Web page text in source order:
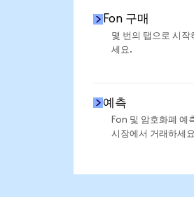
Fon 구매
몇 번의 탭으로 시작
세요.
예측
Fon 및 암호화폐 예
시장에서 거래하세